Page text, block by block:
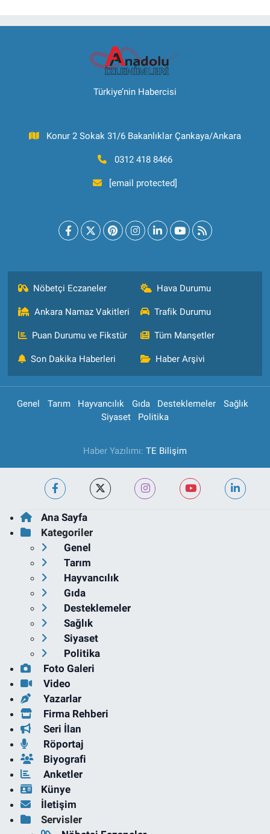
Türkiye’nin Habercisi
Konur 2 Sokak 31/6 Bakanlıklar Çankaya/Ankara
0312 418 8466
[email protected]
Nöbetçi Eczaneler Hava Durumu
Ankara Namaz Vakitleri Trafik Durumu
Puan Durumu ve Fikstür Tüm Manşetler
Son Dakika Haberleri Haber Arşivi
Genel Tarım Hayvancılık Gıda Desteklemeler
Sağlık
Siyaset
Politika
Haber Yazılımı: TE Bilişim
Ana Sayfa
Kategoriler
Genel
Tarım
Hayvancılık
Gıda
Desteklemeler
Sağlık
Siyaset
Politika
Foto Galeri
Video
Yazarlar
Firma Rehberi
Seri İlan
Röportaj
Biyografi
Anketler
Künye
İletişim
Servisler